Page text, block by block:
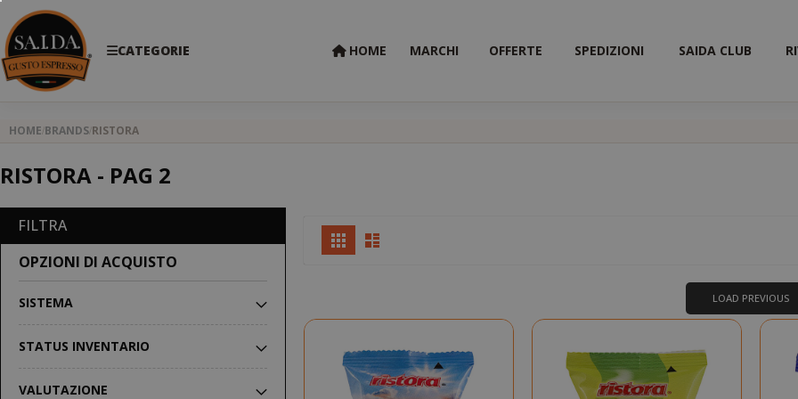
CATEGORIE HOME MARCHI OFFERTE SPEDIZIONI SAIDA CLUB
HOME BRANDS RISTORA
RISTORA - PAG 2
Mostra
come
GrigliaLista
LOAD PREVIOUS
FILTRA
OPZIONI DI ACQUISTO
SISTEMA
STATUS INVENTARIO
VALUTAZIONE